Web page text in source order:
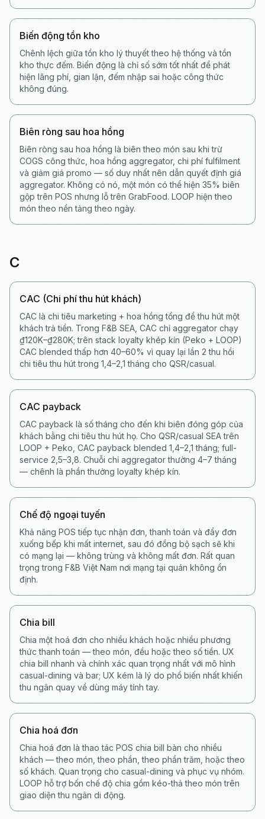
Biến động tồn kho
Chênh lệch giữa tồn kho lý thuyết theo hệ thống và tồn
kho thực đếm. Biến động là chỉ số sớm tốt nhất để phát
hiện lãng phí, gian lận, đếm nhập sai hoặc công thức
không đúng.
Biên ròng sau hoa hồng
Biên ròng sau hoa hồng là biên theo món sau khi trừ
COGS công thức, hoa hồng aggregator, chi phí fulfilment
và giảm giá promo — số duy nhất nên dẫn quyết định giá
aggregator. Không có nó, một món có thể hiện 35% biên
gộp trên POS nhưng lỗ trên GrabFood. LOOP hiện theo
món theo nền tảng theo ngày.
C
CAC (Chi phí thu hút khách)
CAC là chi tiêu marketing + hoa hồng tổng để thu hút một
khách trả tiền. Trong F&B SEA, CAC chỉ aggregator chạy
₫120K–₫280K; trên stack loyalty khép kín (Peko + LOOP)
CAC blended thấp hơn 40–60% vì quay lại lần 2 thu hồi
chi tiêu thu hút trong 1,4–2,1 tháng cho QSR/casual.
CAC payback
CAC payback là số tháng cho đến khi biên đóng góp của
khách bằng chi tiêu thu hút họ. Cho QSR/casual SEA trên
LOOP + Peko, CAC payback blended 1,4–2,1 tháng; full-
service 2,5–3,8. Chuỗi chỉ aggregator thường 4–7 tháng
— chênh là phần thưởng loyalty khép kín.
Chế độ ngoại tuyến
Khả năng POS tiếp tục nhận đơn, thanh toán và đẩy đơn
xuống bếp khi mất internet, sau đó đồng bộ sạch sẽ khi
có mạng lại — không trùng và không mất đơn. Rất quan
trọng trong F&B Việt Nam nơi mạng tại quán không ổn
định.
Chia bill
Chia một hoá đơn cho nhiều khách hoặc nhiều phương
thức thanh toán — theo món, đều hoặc theo số tiền. UX
chia bill nhanh và chính xác quan trọng nhất với mô hình
casual-dining và bar; UX kém là lý do phổ biến nhất khiến
thu ngân quay về dùng máy tính tay.
Chia hoá đơn
Chia hoá đơn là thao tác POS chia bill bàn cho nhiều
khách — theo món, theo phần, theo phần trăm, hoặc theo
số khách. Quan trọng cho casual-dining và phục vụ nhóm.
LOOP hỗ trợ bốn chế độ chia gồm kéo-thả theo món trên
giao diện thu ngân di động.